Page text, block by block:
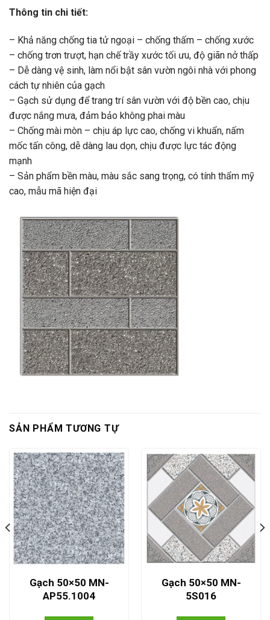
Thông tin chi tiết:
– Khả năng chống tia tử ngoại – chống thấm – chống xước
– chống trơn trượt, hạn chế trầy xước tối ưu, độ giãn nở thấp
– Dễ dàng vệ sinh, làm nổi bật sân vườn ngôi nhà với phong
cách tự nhiên của gạch
– Gạch sử dụng để trang trí sân vườn với độ bền cao, chịu
được nắng mưa, đảm bảo không phai màu
– Chống mài mòn – chịu áp lực cao, chống vi khuẩn, nấm
mốc tấn công, dễ dàng lau dọn, chịu được lực tác động
mạnh
– Sản phẩm bền màu, màu sắc sang trọng, có tính thẩm mỹ
cao, mẫu mã hiện đại
SẢN PHẨM TƯƠNG TỰ
Gạch 50×50 MN-
AP55.1004
Gạch 50×50 MN-
5S016